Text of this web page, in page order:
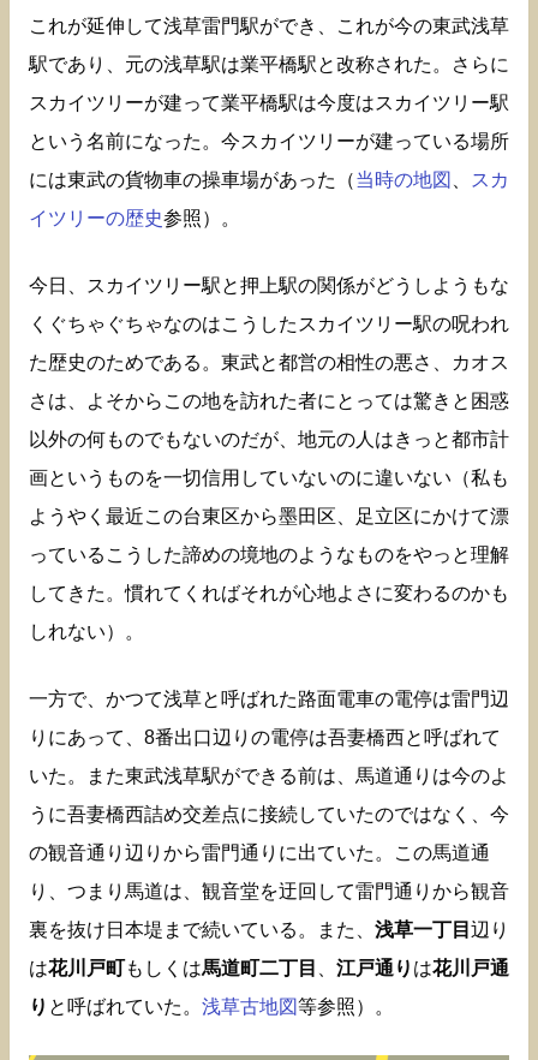
これが延伸して浅草雷門駅ができ、これが今の東武浅草
駅であり、元の浅草駅は業平橋駅と改称された。さらに
スカイツリーが建って業平橋駅は今度はスカイツリー駅
という名前になった。今スカイツリーが建っている場所
には東武の貨物車の操車場があった（当時の地図
スカ
イツリーの歴史参照）。
今日、スカイツリー駅と押上駅の関係がどうしようもな
くぐちゃぐちゃなのはこうしたスカイツリー駅の呪われ
た歴史のためである。東武と都営の相性の悪さ、カオス
さは、よそからこの地を訪れた者にとっては驚きと困惑
以外の何ものでもないのだが、地元の人はきっと都市計
画というものを一切信用していないのに違いない（私も
ようやく最近この台東区から墨田区、足立区にかけて漂
っているこうした諦めの境地のようなものをやっと理解
してきた。慣れてくればそれが心地よさに変わるのかも
しれない）。
一方で、かつて浅草と呼ばれた路面電車の電停は雷門辺
りにあって、8番出口辺りの電停は吾妻橋西と呼ばれて
いた。また東武浅草駅ができる前は、馬道通りは今のよ
うに吾妻橋西詰め交差点に接続していたのではなく、今
の観音通り辺りから雷門通りに出ていた。この馬道通
り、つまり馬道は、観音堂を迂回して雷門通りから観音
裏を抜け日本堤まで続いている。また、 浅草一丁目 辺り
は花川戸町もしくは馬道町二丁目 江戸通り は花川戸通
り と呼ばれていた。 浅草古地図等参照）。